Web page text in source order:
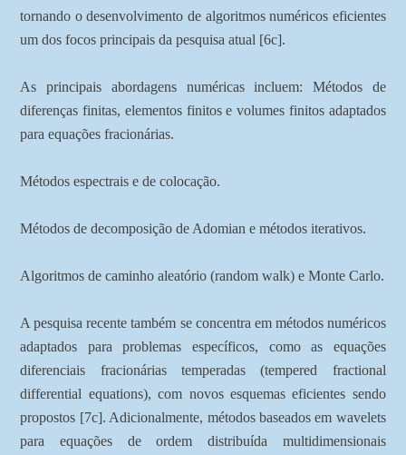
tornando o desenvolvimento de algoritmos numéricos eficientes
um dos focos principais da pesquisa atual [6c].
As principais abordagens numéricas incluem: Métodos de
diferenças finitas, elementos finitos e volumes finitos adaptados
para equações fracionárias.
Métodos espectrais e de colocação.
Métodos de decomposição de Adomian e métodos iterativos.
Algoritmos de caminho aleatório (random walk) e Monte Carlo.
A pesquisa recente também se concentra em métodos numéricos
adaptados para problemas específicos, como as equações
diferenciais fracionárias temperadas (tempered fractional
differential equations), com novos esquemas eficientes sendo
propostos [7c]. Adicionalmente, métodos baseados em wavelets
para equações de ordem distribuída multidimensionais